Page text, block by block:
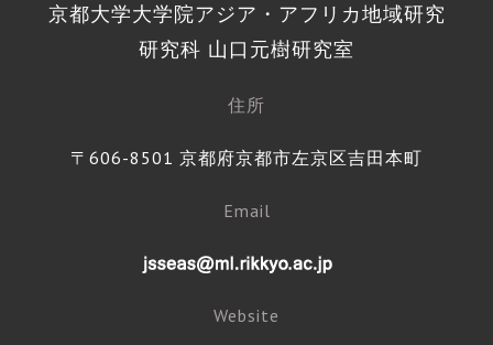
京都大学大学院アジア・アフリカ地域研究
研究科 山口元樹研究室
住所
〒606-8501 京都府京都市左京区吉田本町
Email
Website